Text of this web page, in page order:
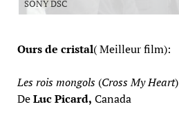
SONY DSC
Ours de cristal( Meilleur film):
Les rois mongols (Cross My Heart)
DeLuc Picard, Canada